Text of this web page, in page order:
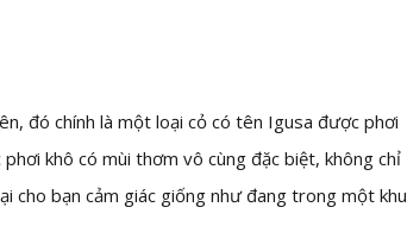
đó chính là một loại cỏ có tên Igusa được phơi
khô có mùi thơm vô cùng đặc biệt, không chỉ
cho bạn cảm giác giống như đang trong một khu